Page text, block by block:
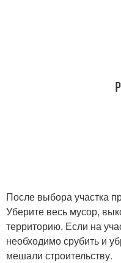
После выбора участка
Уберите весь мусор,
территорию. Если на
необходимо срубить и
мешали строительству.